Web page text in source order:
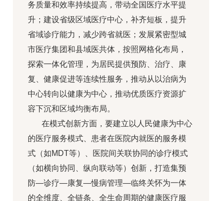
务质量和效率持续提高，带动全国医疗水平提
升；建设省级区域医疗中心，补齐短板，提升
省域诊疗能力，减少跨省就医；发展紧密型城
市医疗集团和县域医共体，按照网格化布局，
探索一体化管理，为居民提供预防、治疗、康
复、健康促进等连续性服务，推动从以治病为
中心转向以健康为中心，推动优质医疗资源扩
容下沉和区域均衡布局。
在模式创新方面，要建立以人民健康为中心
的医疗服务模式、患者在医院内就医的服务模
式（如MDT等）、医院间关联协同的诊疗模式
（如横向协同、纵向联动等）创新，打造集预
防—诊疗—康复—慢病管理—临终关怀为一体
的全维度、全链条、全生命周期的健康医疗服